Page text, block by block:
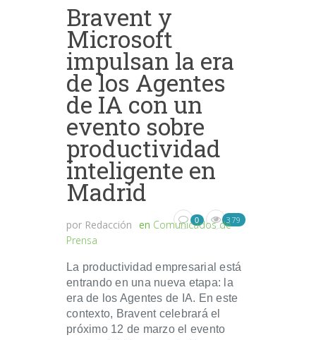
Bravent y
Microsoft
impulsan la era
de los Agentes
de IA con un
evento sobre
productividad
inteligente en
Madrid
por Redacción en Comunicados de
Prensa
0 379
La productividad empresarial está
entrando en una nueva etapa: la
era de los Agentes de IA. En este
contexto, Bravent celebrará el
próximo 12 de marzo el evento